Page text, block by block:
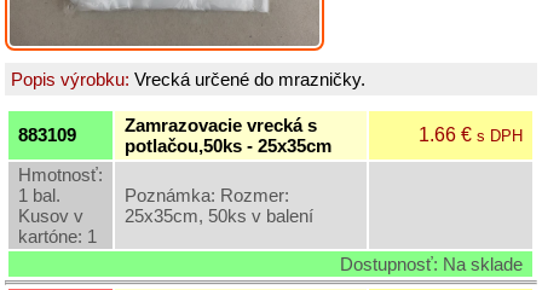
Upratovanie
Do
kuchyne
Vrecká,
krabice,
obaly
Ostatné
Popis výrobku:Vrecká určené do mrazničky.
883109
Zamrazovacie vrecká s
potlačou,50ks - 25x35cm
1.66 €s DPH
Hmotnosť:
1 bal.
Kusov v
kartóne: 1
Poznámka: Rozmer:
25x35cm, 50ks v balení
Dostupnosť: Na sklade